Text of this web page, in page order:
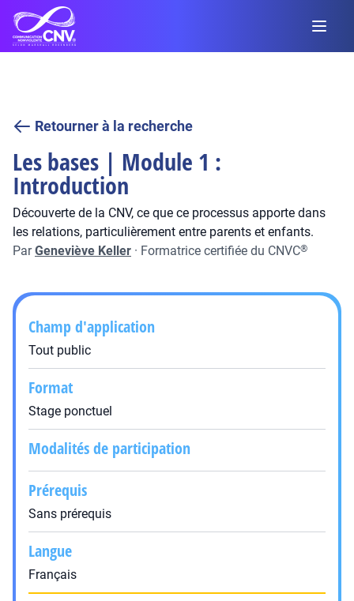
Retourner à la recherche
Les bases | Module 1 :
Introduction
Découverte de la CNV, ce que ce processus apporte dans
les relations, particulièrement entre parents et enfants.
ParGeneviève Keller · Formatrice certifiée du CNVC®
Champ d'application
Tout public
Format
Stage ponctuel
Modalités de participation
Prérequis
Sans prérequis
Langue
Français